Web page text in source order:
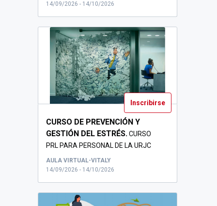
14/09/2026 - 14/10/2026
Inscribirse
CURSO DE PREVENCIÓN Y
GESTIÓN DEL ESTRÉS.CURSO
PRL PARA PERSONAL DE LA URJC
AULA VIRTUAL-VITALY
14/09/2026 - 14/10/2026